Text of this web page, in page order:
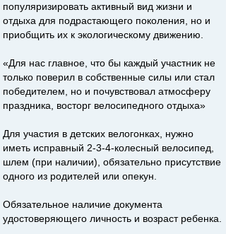
популяризировать активный вид жизни и
отдыха для подрастающего поколения, но и
приобщить их к экологическому движению.
«Для нас главное, что бы каждый участник не
только поверил в собственные силы или стал
победителем, но и почувствовал атмосферу
праздника, восторг велосипедного отдыха»
Для участия в детских велогонках, нужно
иметь исправный 2-3-4-колесный велосипед,
шлем (при наличии), обязательно присутствие
одного из родителей или опекун.
Обязательное наличие документа
удостоверяющего личность и возраст ребенка.